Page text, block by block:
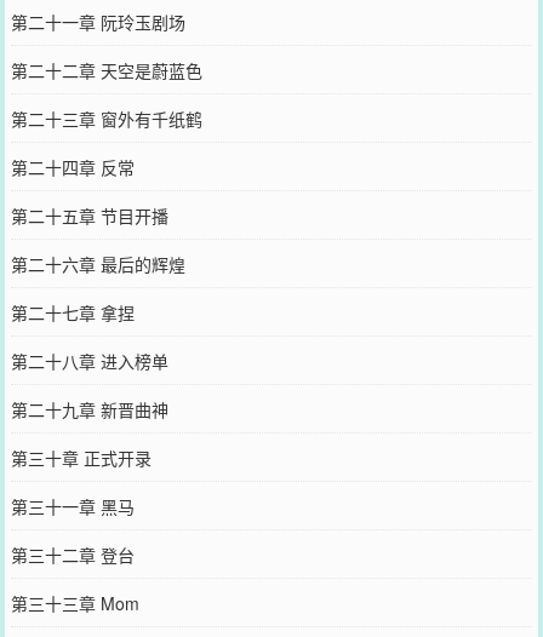
第二十一章 阮玲玉剧场
第二十二章 天空是蔚蓝色
第二十三章 窗外有千纸鹤
第二十四章 反常
第二十五章 节目开播
第二十六章 最后的辉煌
第二十七章 拿捏
第二十八章 进入榜单
第二十九章 新晋曲神
第三十章 正式开录
第三十一章 黑马
第三十二章 登台
第三十三章 Mom